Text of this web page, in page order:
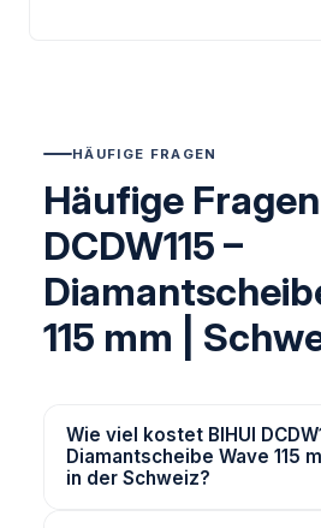
HÄUFIGE FRAGEN
Häufige
DCDW115 –
115 mm |
Wie viel kostet BIHUI
Diamantscheibe Wave 115
in der Schweiz?